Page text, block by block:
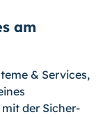
am
& Services,
mit der Sicher­